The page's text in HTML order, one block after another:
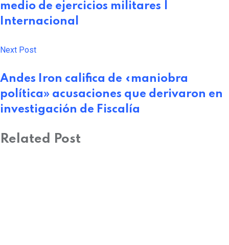
medio de ejercicios militares |
Internacional
Next Post
Andes Iron califica de «maniobra
política» acusaciones que derivaron en
investigación de Fiscalía
Related Post